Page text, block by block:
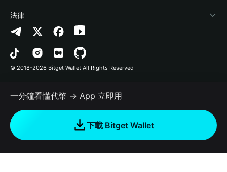
‌聯繫我們
品牌資源
工作機會
Altcoin Season Index
Prediction Markets
DApp
RWA
如何購買加密貨幣
合作上架
授權檢測
合約檢測
批次轉帳
Arbitrum
Avalanche
Bitcoin
Polygon
法律
隱私協議
用戶使用協議
© 2018-2026 Bitget Wallet All Rights Reserved
一分鐘看懂代幣 → App 立即用
下載 Bitget Wallet